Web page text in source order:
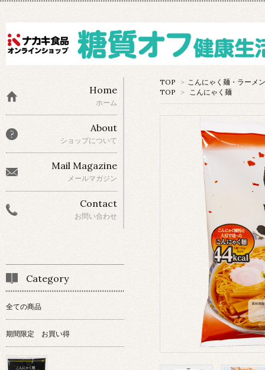
TOP > こんにゃく麺・ラーメ
TOP
> こんにゃく麺
Home
ホーム
About
ショップについて
Mail Magazine
メールマガジン
Contact
お問い合わせ
Category
全ての商品
期間限定 お買い得